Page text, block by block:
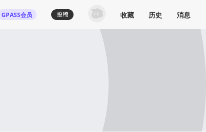
GPASS会员 收藏 历史 消息